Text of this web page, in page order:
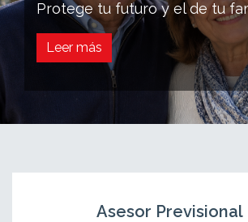
Protege tu futuro y el de tu
Leer más
Asesor Previsional